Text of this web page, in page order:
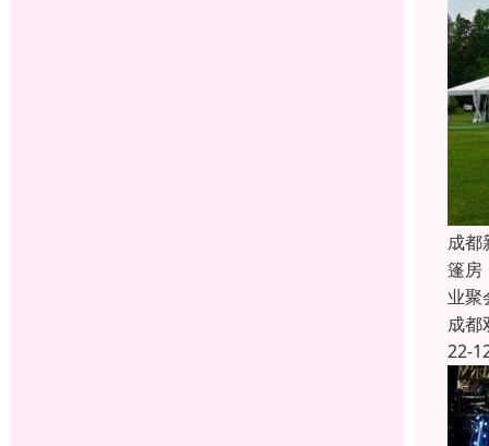
成都
篷房
业聚
成都
22-